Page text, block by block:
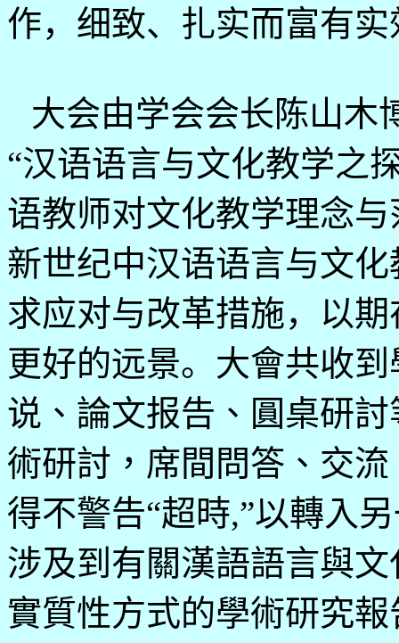
作，细致、扎实而富有实
大会由学会会长陈山木
“汉语语言与文化教学之
语教师对文化教学理念
新世纪中汉语语言与文
求应对与改革措施，以
更好的远景。 大會共收
说、論文报告、圓桌研
術研討，席間問答、交
得不警告“超時,”以轉入
涉及到有關漢語語言與
實質性方式的學術研究